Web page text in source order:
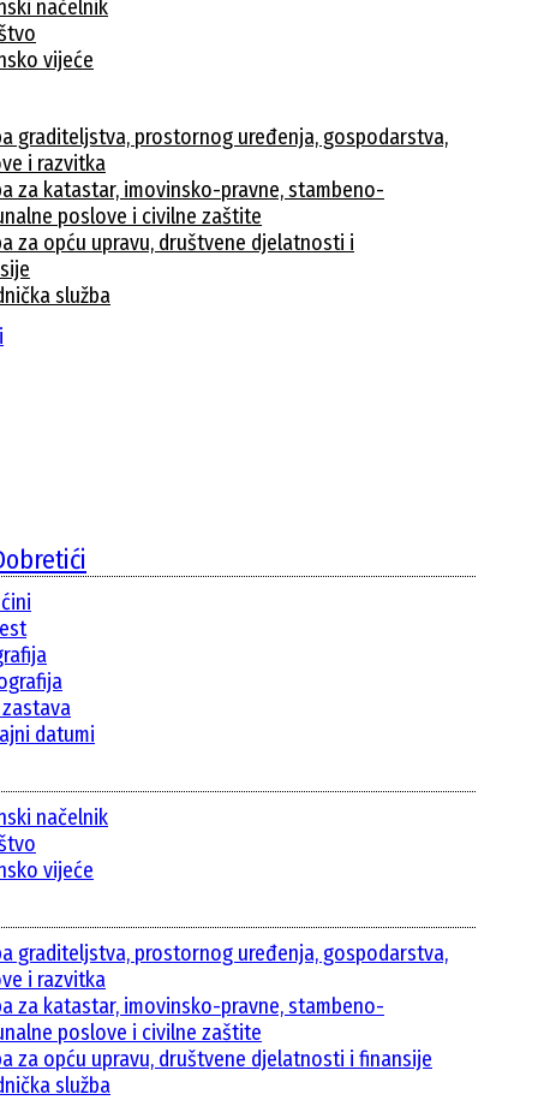
načelnik
vijeće
graditeljstva, prostornog uređenja, gospodarstva,
i razvitka
za katastar, imovinsko-pravne, stambeno-
poslove i civilne zaštite
za opću upravu, društvene djelatnosti i
služba
datumi
načelnik
vijeće
graditeljstva, prostornog uređenja, gospodarstva,
i razvitka
za katastar, imovinsko-pravne, stambeno-
poslove i civilne zaštite
za opću upravu, društvene djelatnosti i finansije
služba